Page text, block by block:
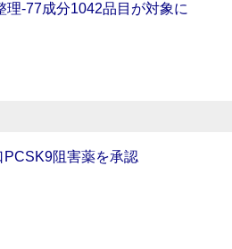
理‐77成分1042品目が対象に
阻害薬を承認